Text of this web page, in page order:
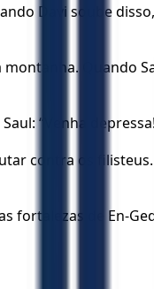
Davi soube
montanha.
“Venha
contra os
fortalezas de En-